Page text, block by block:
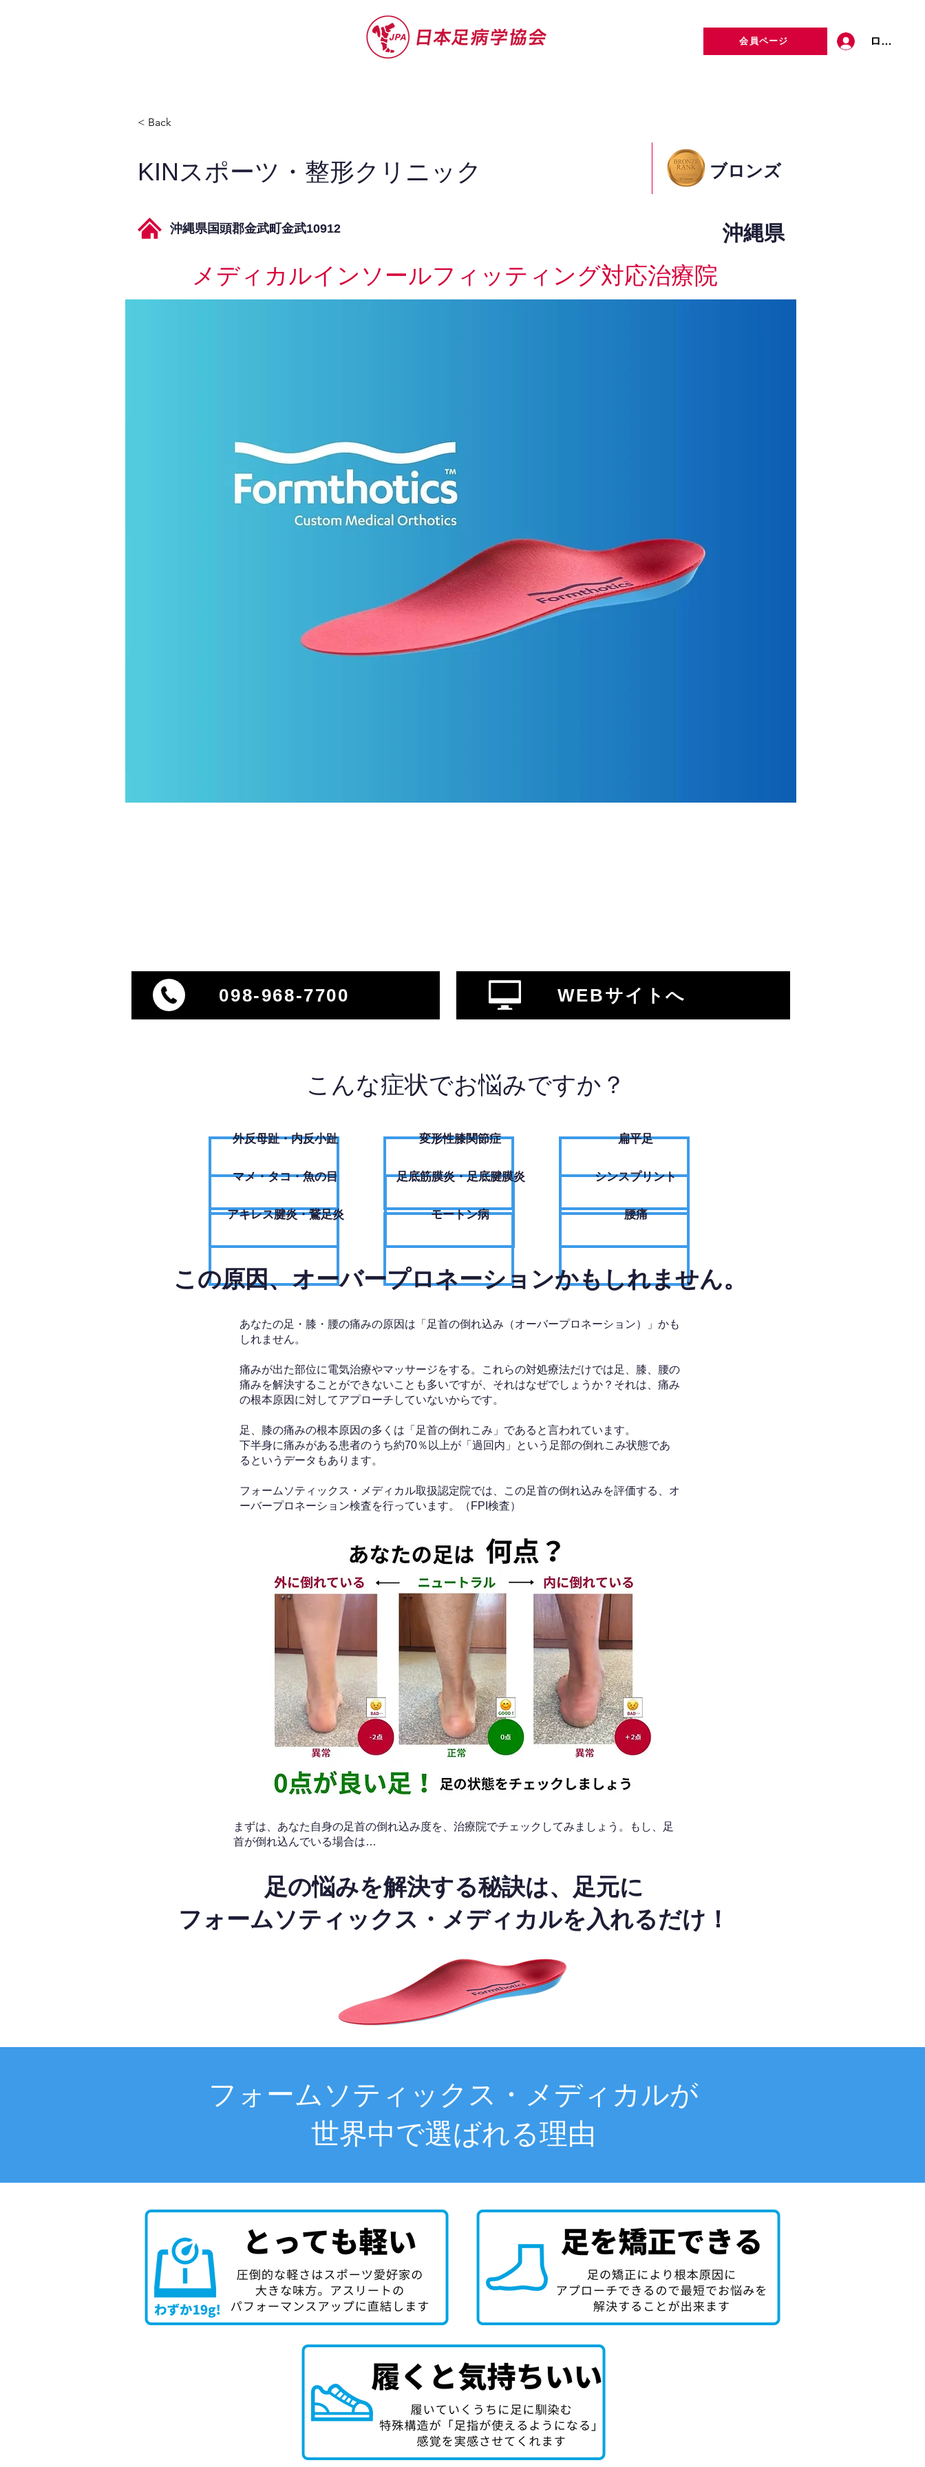
会員ページ ログイン
< Back
KINスポーツ・整形クリニック ブロンズ
沖縄県国頭郡金武町金武10912 沖縄県
メディカルインソールフィッティング対応治療院
098-968-7700 WEBサイトへ
こんな症状でお悩みですか？
外反母趾・内反小趾
​マメ・タコ・魚の目
アキレス腱炎・鵞足炎
変形性膝関節症
足底筋膜炎・足底腱膜炎
モートン病
扁平足
シンスプリント
腰痛
​この原因、オーバープロネーションかもしれません。
あなたの足・膝・腰の痛みの原因は「足首の倒れ込み（オーバープロネーション）」かも
しれません。
痛みが出た部位に電気治療やマッサージをする。これらの対処療法だけでは足、膝、腰の
痛みを解決することができないことも多いですが、それはなぜでしょうか？それは、痛み
の根本原因に対してアプローチしていないからです。
足、膝の痛みの根本原因の多くは「足首の倒れこみ」であると言われています。
下半身に痛みがある患者のうち約70％以上が「過回内」という足部の倒れこみ状態であ
るというデータもあります。
フォームソティックス・メディカル取扱認定院では、この足首の倒れ込みを評価する、オ
ーバープロネーション検査を行っています。（FPI検査）​
​まずは、あなた自身の足首の倒れ込み度を、治療院でチェックしてみましょう。もし、足
首が倒れ込んでいる場合は…
足の悩みを解決する秘訣は、足元に
フォームソティックス・メディカルを入れるだけ！
フォームソティックス・メディカルが
世界中で選ばれる理由